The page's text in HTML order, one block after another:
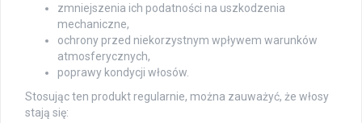
zmniejszenia ich podatności na uszkodzenia
mechaniczne,
ochrony przed niekorzystnym wpływem warunków
atmosferycznych,
poprawy kondycji włosów.
Stosując ten produkt regularnie, można zauważyć, że włosy
stają się: